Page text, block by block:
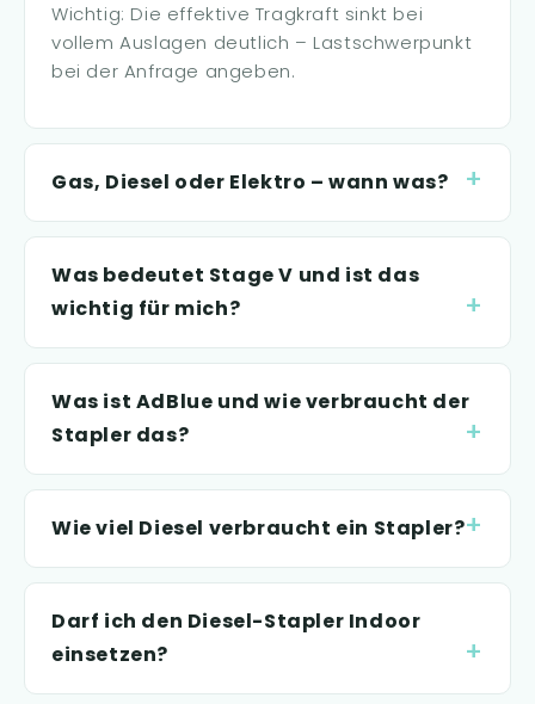
Wichtig: Die effektive Tragkraft sinkt bei
vollem Auslagen deutlich – Lastschwerpunkt
bei der Anfrage angeben.
Gas, Diesel oder Elektro – wann was?
Was bedeutet Stage V und ist das
wichtig für mich?
Was ist AdBlue und wie verbraucht der
Stapler das?
Wie viel Diesel verbraucht ein Stapler?
Darf ich den Diesel-Stapler Indoor
einsetzen?